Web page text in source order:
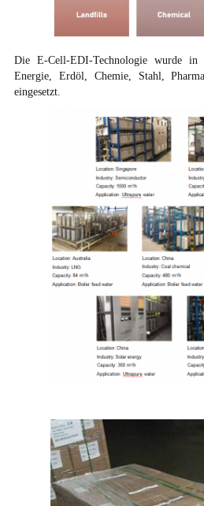
Die E-Cell-EDI-Technologie wurde in
Energie, Erdöl, Chemie, Stahl,
eingesetzt.